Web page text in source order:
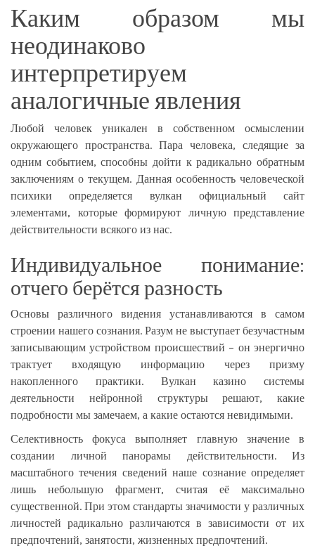
Каким образом мы
неодинаково
интерпретируем
аналогичные явления
Любой человек уникален в собственном осмыслении
окружающего пространства. Пара человека, следящие за
одним событием, способны дойти к радикально обратным
заключениям о текущем. Данная особенность человеческой
психики определяется вулкан официальный сайт
элементами, которые формируют личную представление
действительности всякого из нас.
Индивидуальное понимание:
отчего берётся разность
Основы различного видения устанавливаются в самом
строении нашего сознания. Разум не выступает безучастным
записывающим устройством происшествий – он энергично
трактует входящую информацию через призму
накопленного практики. Вулкан казино системы
деятельности нейронной структуры решают, какие
подробности мы замечаем, а какие остаются невидимыми.
Селективность фокуса выполняет главную значение в
создании личной панорамы действительности. Из
масштабного течения сведений наше сознание определяет
лишь небольшую фрагмент, считая её максимально
существенной. При этом стандарты значимости у различных
личностей радикально различаются в зависимости от их
предпочтений, занятости, жизненных предпочтений.